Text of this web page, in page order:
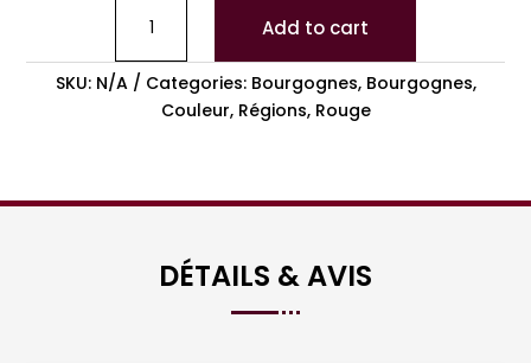
Add to cart
SKU: N/A Categories: Bourgognes, Bourgognes,
Couleur, Régions, Rouge
DÉTAILS & AVIS